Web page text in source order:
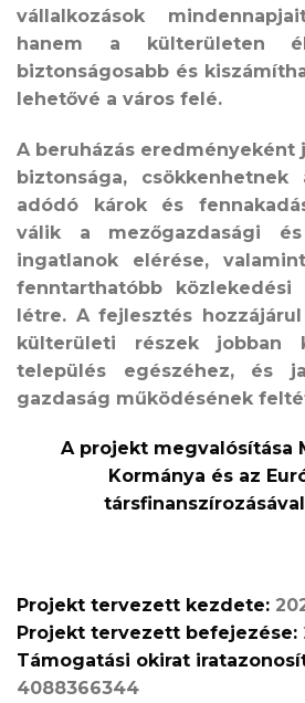
vállalkozások
hanem a külterületen
biztonságosabb és
lehetővé a város felé.
A beruházás eredményeként
biztonsága,
adódó károk és
válik a mezőgazdasági
ingatlanok elérése,
fenntarthatóbb közlekedési
létre. A fejlesztés
külterületi részek jobban
település egészéhez, és
gazdaság működésének
A projekt megvalósítása
Kormánya és az
Projekt tervezett kezdete:
Projekt tervezett befejezése:
Támogatási okirat
4088366344